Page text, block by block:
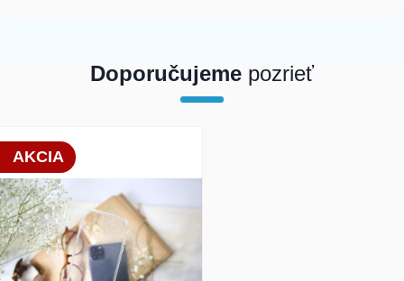
Doporučujeme pozrieť
AKCIA